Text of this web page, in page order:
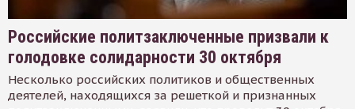
Российские политзаключенные призвали к
голодовке солидарности 30 октября
Несколько российских политиков и общественных
деятелей, находящихся за решеткой и признанных